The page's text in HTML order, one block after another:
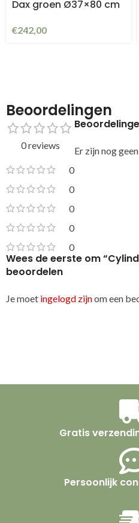
Dax groen Ø37×80 cm
€242,00
Beoordelingen
0 reviews
0
0
0
0
0
Er zijn nog
Wees de eerste om
beoordelen
Je moet ingelogd zijnom een
Gratis
Persoonlijk